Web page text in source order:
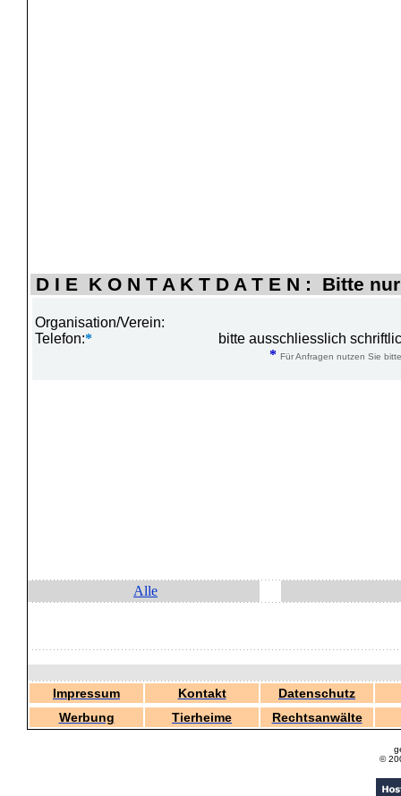
D I E K O N T A K T D A T E N : Bitte
Organisation/Verein:
Telefon:*
bitte ausschliesslich
* Für Anfragen nutzen Sie
Alle
Impressum Kontakt
Datenschutz
Werbung
Tierheime Rechtsanwälte
©